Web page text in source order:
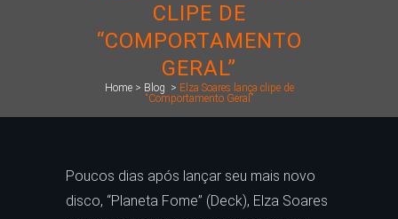
CLIPE DE
“COMPORTAMENTO
GERAL”
Home> Blog > Elza Soares lança clipe de
“Comportamento Geral”
Poucos dias após lançar seu mais novo
disco, “Planeta Fome” (Deck), Elza Soares